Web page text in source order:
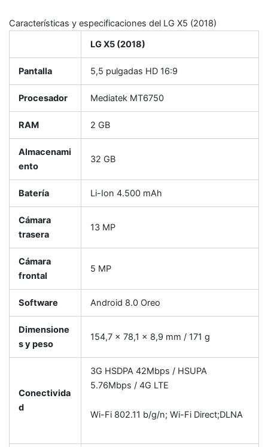
Características y especificaciones del LG X5 (2018)
LG X5 (2018)
Pantalla 5,5 pulgadas HD 16:9
Procesador Mediatek MT6750
RAM 2 GB
Almacenami
ento
32 GB
Batería Li-Ion 4.500 mAh
Cámara
trasera
13 MP
Cámara
frontal
5 MP
Software Android 8.0 Oreo
Dimensione
s y peso
154,7 x 78,1 x 8,9 mm / 171 g
Conectivida
d
3G HSDPA 42Mbps / HSUPA
5.76Mbps / 4G LTE
Wi-Fi 802.11 b/g/n; Wi-Fi Direct;DLNA